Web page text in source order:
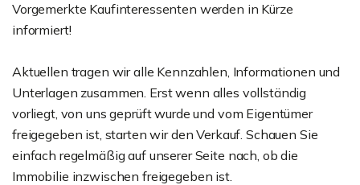
Vorgemerkte Kaufinteressenten werden in Kürze
informiert!
Aktuellen tragen wir alle Kennzahlen, Informationen und
Unterlagen zusammen. Erst wenn alles vollständig
vorliegt, von uns geprüft wurde und vom Eigentümer
freigegeben ist, starten wir den Verkauf. Schauen Sie
einfach regelmäßig auf unserer Seite nach, ob die
Immobilie inzwischen freigegeben ist.